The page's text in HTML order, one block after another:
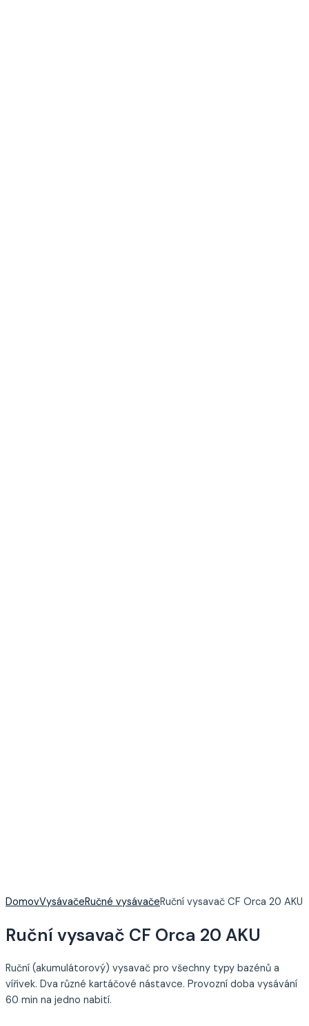
DomovVysávačeRučné vysávačeRuční vysavač CF Orca 20 AKU
Ruční vysavač CF Orca 20 AKU
Ruční (akumulátorový) vysavač pro všechny typy bazénů a
vířivek. Dva různé kartáčové nástavce. Provozní doba vysávání
60 min na jedno nabití.